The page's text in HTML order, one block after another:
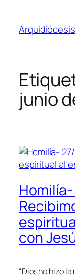
contenido
junio
con
“Dios no hizo la